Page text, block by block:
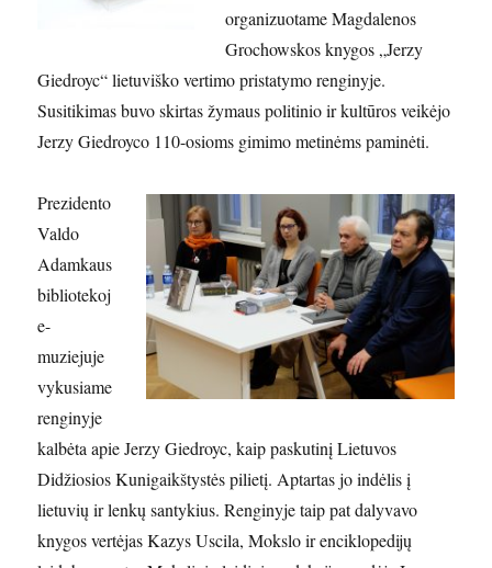
organizuotame Magdalenos
Grochowskos knygos „Jerzy
Giedroyc“ lietuviško vertimo pristatymo renginyje.
Susitikimas buvo skirtas žymaus politinio ir kultūros veikėjo
Jerzy Giedroyco 110-osioms gimimo metinėms paminėti.
Prezidento
Valdo
Adamkaus
bibliotekoj
e-
muziejuje
vykusiame
renginyje
kalbėta apie Jerzy Giedroyc, kaip paskutinį Lietuvos
Didžiosios Kunigaikštystės pilietį. Aptartas jo indėlis į
lietuvių ir lenkų santykius. Renginyje taip pat dalyvavo
knygos vertėjas Kazys Uscila, Mokslo ir enciklopedijų